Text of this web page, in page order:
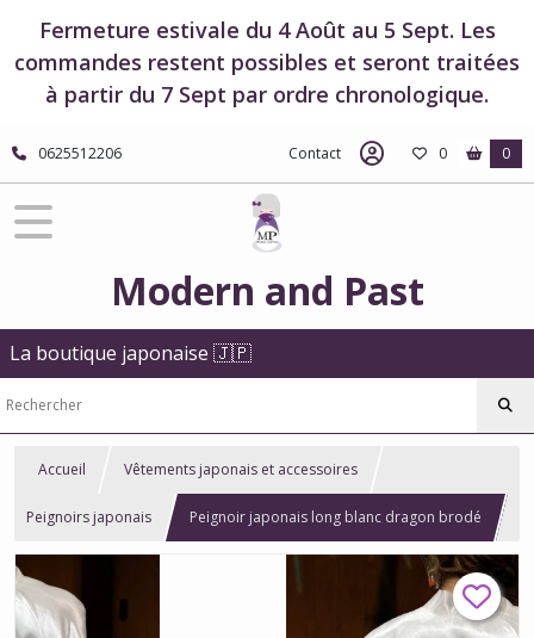
Fermeture estivale du 4 Août au 5 Sept. Les
commandes restent possibles et seront traitées
à partir du 7 Sept par ordre chronologique.
0625512206 Contact 0 0
Modern and Past
La boutique japonaise 🇯🇵
Accueil Vêtements japonais et accessoires
Peignoirs japonais Peignoir japonais long blanc dragon brodé